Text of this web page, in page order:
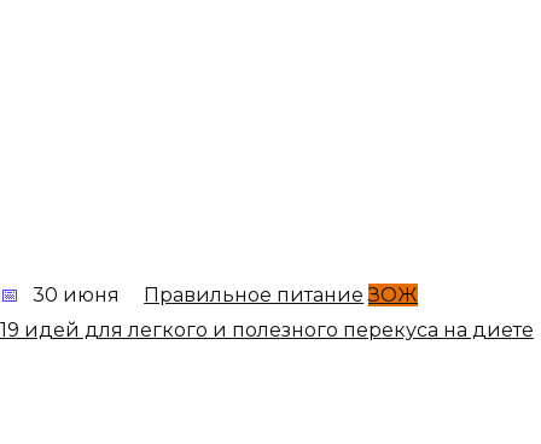
30 июня Правильное питание ЗОЖ
19 идей для легкого и полезного перекуса на диете